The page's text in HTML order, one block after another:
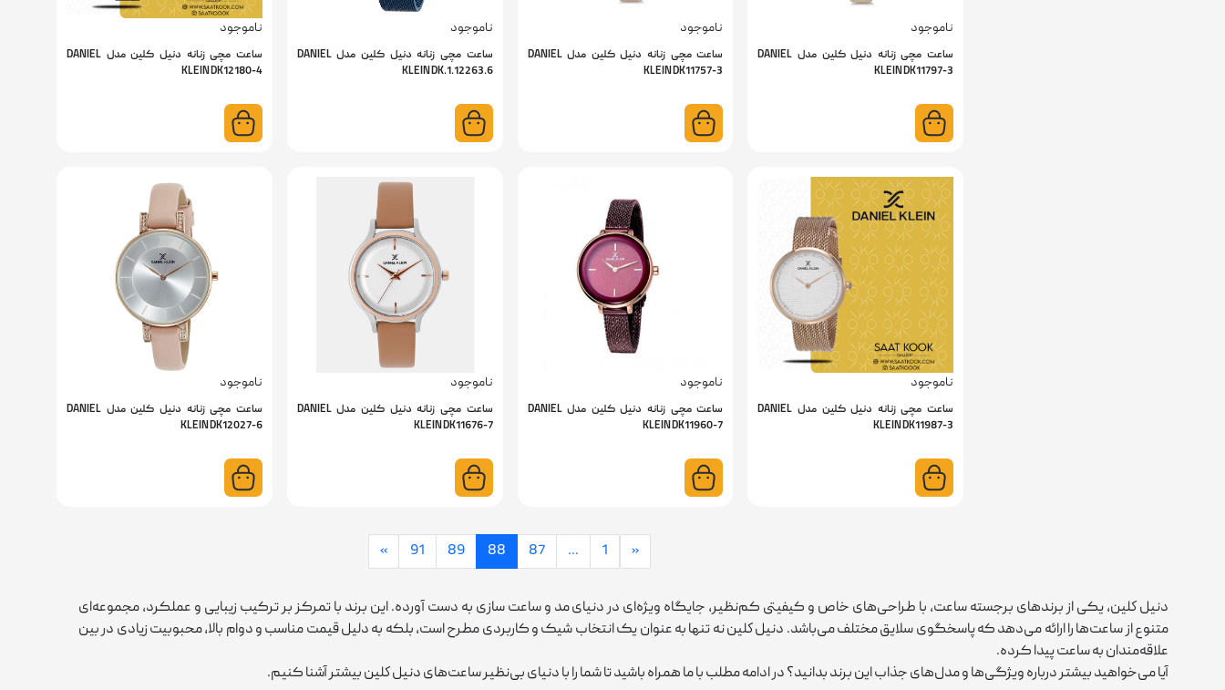
ناموجود
ساعت مچی زنانه دنیل کلین مدل DANIEL
KLEIN DK11797-3
ناموجود
ساعت مچی زنانه دنیل کلین مدل DANIEL
KLEIN DK11757-3
ناموجود
ساعت مچی زنانه دنیل کلین مدل DANIEL
KLEIN DK.1.12263.6
ناموجود
ساعت مچی زنانه دنیل کلین مدل DANIEL
KLEIN DK12180-4
ناموجود
ساعت مچی زنانه دنیل کلین مدل DANIEL
KLEIN DK11987-3
ناموجود
ساعت مچی زنانه دنیل کلین مدل DANIEL
KLEIN DK11960-7
ناموجود
ساعت مچی زنانه دنیل کلین مدل DANIEL
KLEIN DK11676-7
ناموجود
ساعت مچی زنانه دنیل کلین مدل DANIEL
KLEIN DK12027-6
«
1
...
87
88
89
91
»
دنيل كلين، یکی از برندهای برجسته ساعت، با طراحی‌های خاص و کیفیتی کم‌نظیر، جایگاه ویژه‌ای در دنیای مد و ساعت ‌سازی به دست آورده. این برند با تمرکز بر ترکیب زیبایی و عملکرد، مجموعه‌ای
متنوع از ساعت‌ها را ارائه می‌دهد که پاسخگوی سلایق مختلف می‌باشد. دنيل كلين نه تنها به عنوان یک انتخاب شیک و کاربردی مطرح است، بلکه به دلیل قیمت مناسب و دوام بالا، محبوبیت زیادی در بین
علاقه‌مندان به ساعت پیدا کرده.
آیا می‌خواهید بیشتر درباره ویژگی‌ها و مدل‌های جذاب این برند بدانید؟ در ادامه مطلب با ما همراه باشید تا شما را با دنیای بی‌نظیر ساعت‌های دنيل كلين بیشتر آشنا کنیم.